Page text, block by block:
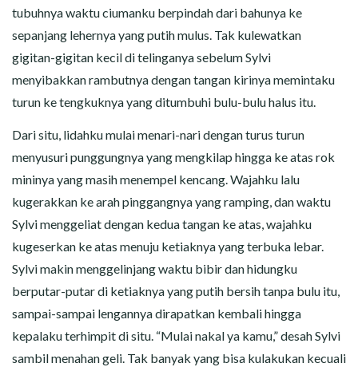
tubuhnya waktu ciumanku berpindah dari bahunya ke
sepanjang lehernya yang putih mulus. Tak kulewatkan
gigitan-gigitan kecil di telinganya sebelum Sylvi
menyibakkan rambutnya dengan tangan kirinya memintaku
turun ke tengkuknya yang ditumbuhi bulu-bulu halus itu.
Dari situ, lidahku mulai menari-nari dengan turus turun
menyusuri punggungnya yang mengkilap hingga ke atas rok
mininya yang masih menempel kencang. Wajahku lalu
kugerakkan ke arah pinggangnya yang ramping, dan waktu
Sylvi menggeliat dengan kedua tangan ke atas, wajahku
kugeserkan ke atas menuju ketiaknya yang terbuka lebar.
Sylvi makin menggelinjang waktu bibir dan hidungku
berputar-putar di ketiaknya yang putih bersih tanpa bulu itu,
sampai-sampai lengannya dirapatkan kembali hingga
kepalaku terhimpit di situ. “Mulai nakal ya kamu,” desah Sylvi
sambil menahan geli. Tak banyak yang bisa kulakukan kecuali